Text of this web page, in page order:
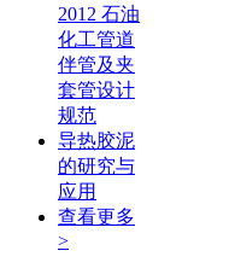
2012 石油
化工管道
伴管及夹
套管设计
规范
导热胶泥
的研究与
应用
查看更多
>